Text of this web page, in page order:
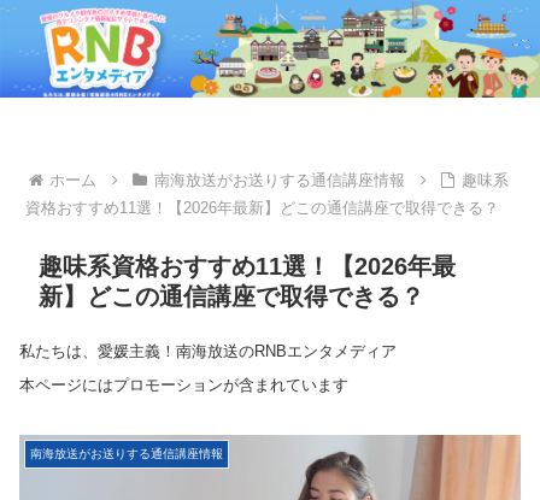
ホーム 南海放送がお送りする通信講座情報
趣味系
資格おすすめ11選！【2026年最新】どこの通信講座で取得できる？
趣味系資格おすすめ11選！【2026年最
新】どこの通信講座で取得できる？
私たちは、愛媛主義！南海放送のRNBエンタメディア
本ページにはプロモーションが含まれています
南海放送がお送りする通信講座情報